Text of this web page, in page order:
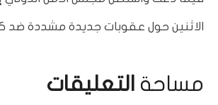
الاثنين حول عقوبات جديدة مشددة ضد
مساحة التعليقات